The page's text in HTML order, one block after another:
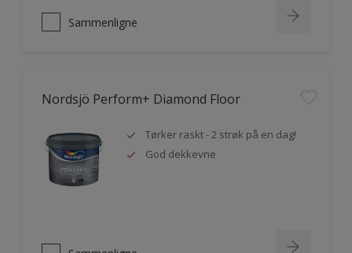
Sammenligne
Nordsjö Perform+ Diamond Floor
Tørker raskt - 2 strøk på en dag!
God dekkevne